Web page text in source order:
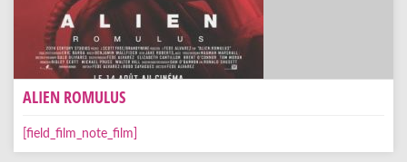
ALIEN ROMULUS
[field_film_note_film]